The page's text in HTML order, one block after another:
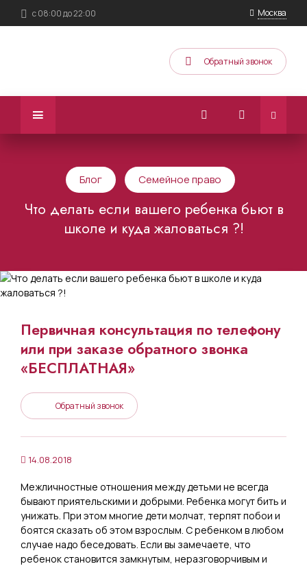
с 08:00 до 22:00 Москва
Обратный звонок
Блог Семейное право
Что делать если вашего ребенка бьют в
школе и куда жаловаться ?!
Первичная консультация по телефону
или при заказе обратного звонка
«БЕСПЛАТНАЯ»
Обратный звонок
14.08.2018
Межличностные отношения между детьми не всегда
бывают приятельскими и добрыми. Ребенка могут бить и
унижать. При этом многие дети молчат, терпят побои и
боятся сказать об этом взрослым. С ребенком в любом
случае надо беседовать. Если вы замечаете, что
ребенок становится замкнутым, неразговорчивым и